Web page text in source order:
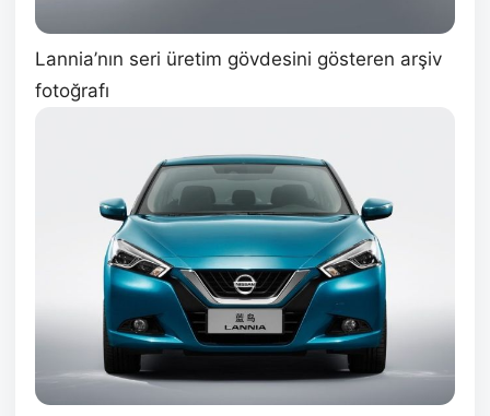
Lannia’nın seri üretim gövdesini gösteren arşiv
fotoğrafı